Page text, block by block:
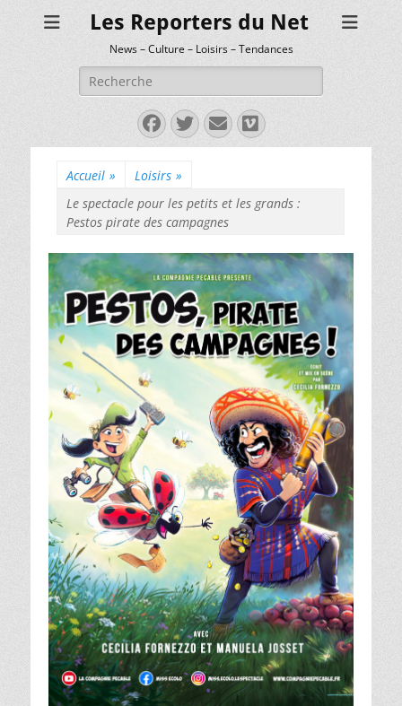
Les Reporters du Net
News – Culture – Loisirs – Tendances
Rechercher :
Facebook
Twitter
E-
mail
Vimeo
Accueil » Loisirs »
Le spectacle pour les petits et les grands :
Pestos pirate des campagnes